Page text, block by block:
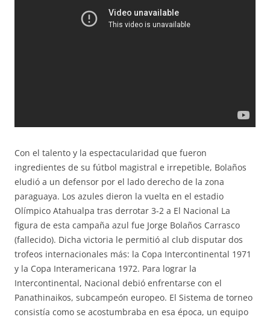
Con el talento y la espectacularidad que fueron
ingredientes de su fútbol magistral e irrepetible, Bolaños
eludió a un defensor por el lado derecho de la zona
paraguaya. Los azules dieron la vuelta en el estadio
Olímpico Atahualpa tras derrotar 3-2 a El Nacional La
figura de esta campaña azul fue Jorge Bolaños Carrasco
(fallecido). Dicha victoria le permitió al club disputar dos
trofeos internacionales más: la Copa Intercontinental 1971
y la Copa Interamericana 1972. Para lograr la
Intercontinental, Nacional debió enfrentarse con el
Panathinaikos, subcampeón europeo. El Sistema de torneo
consistía como se acostumbraba en esa época, un equipo